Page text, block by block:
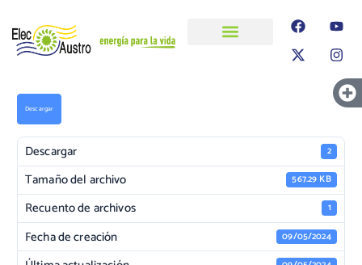
Descargar
Descargar 2
Tamaño del archivo 567.29 KB
Recuento de archivos 1
Fecha de creación 09/05/2024